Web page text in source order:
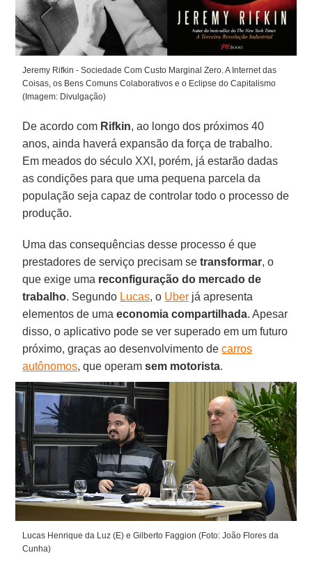
Jeremy Rifkin - Sociedade Com Custo Marginal Zero. A Internet das
Coisas, os Bens Comuns Colaborativos e o Eclipse do Capitalismo
(Imagem: Divulgação)
De acordo com Rifkin, ao longo dos próximos 40
anos, ainda haverá expansão da força de trabalho.
Em meados do século XXI, porém, já estarão dadas
as condições para que uma pequena parcela da
população seja capaz de controlar todo o processo de
produção.
Uma das consequências desse processo é que
prestadores de serviço precisam setransformar, o
que exige uma reconfiguração do mercado de
trabalho. Segundo Lucas, o Uber já apresenta
elementos de umaeconomia compartilhada. Apesar
disso, o aplicativo pode se ver superado em um futuro
próximo, graças ao desenvolvimento decarros
autônomos, que operamsem motorista.
Lucas Henrique da Luz (E) e Gilberto Faggion (Foto: João Flores da
Cunha)